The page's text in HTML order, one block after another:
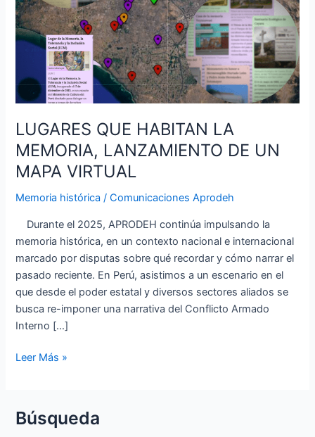
LUGARES QUE HABITAN LA
MEMORIA, LANZAMIENTO DE UN
MAPA VIRTUAL
Memoria histórica /Comunicaciones Aprodeh
Durante el 2025, APRODEH continúa impulsando la
memoria histórica, en un contexto nacional e internacional
marcado por disputas sobre qué recordar y cómo narrar el
pasado reciente. En Perú, asistimos a un escenario en el
que desde el poder estatal y diversos sectores aliados se
busca re-imponer una narrativa del Conflicto Armado
Interno […]
DE
UN
MAPA
VIRTUAL
Leer Más »
Búsqueda